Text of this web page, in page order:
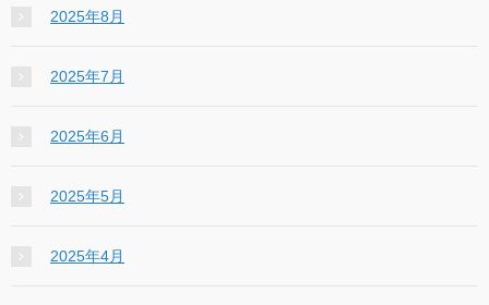
2025年8月
2025年7月
2025年6月
2025年5月
2025年4月